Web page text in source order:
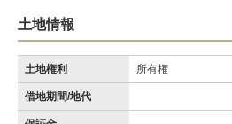
土地情報
土地権利 所有権
借地期間/地代